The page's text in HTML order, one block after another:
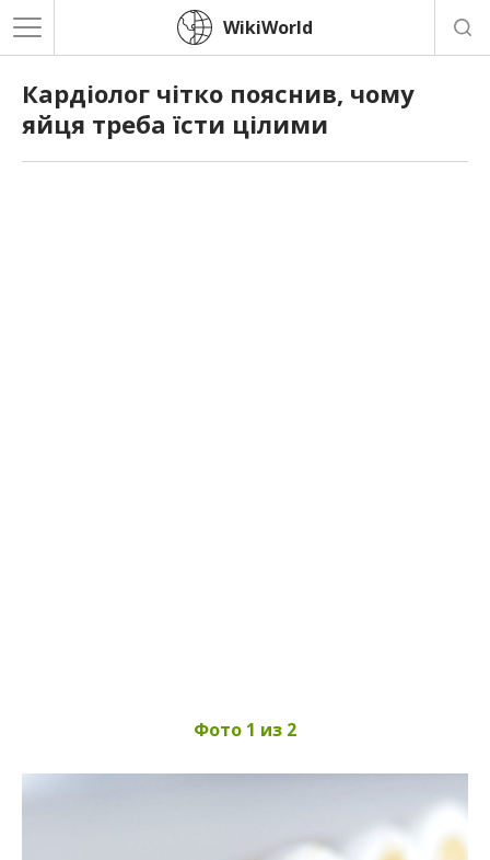
WikiWorld
Кардіолог чітко пояснив, чому
яйця треба їсти цілими
Фото 1 из 2